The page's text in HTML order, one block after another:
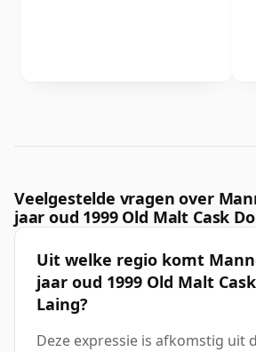
Veelgestelde vragen over
jaar oud 1999 Old Malt Cask
Uit welke regio komt
jaar oud 1999 Old Malt
Laing?
Deze expressie is afkomstig uit